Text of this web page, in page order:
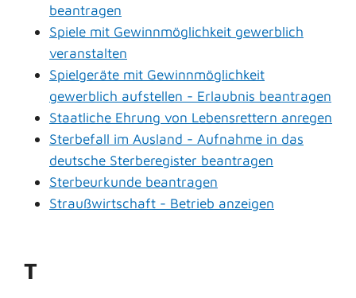
beantragen
Spiele mit Gewinnmöglichkeit gewerblich
veranstalten
Spielgeräte mit Gewinnmöglichkeit
gewerblich aufstellen - Erlaubnis beantragen
Staatliche Ehrung von Lebensrettern anregen
Sterbefall im Ausland - Aufnahme in das
deutsche Sterberegister beantragen
Sterbeurkunde beantragen
Straußwirtschaft - Betrieb anzeigen
T